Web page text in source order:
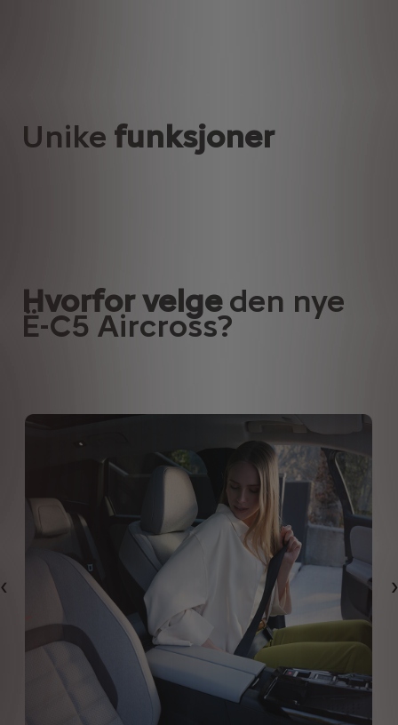
Unike funksjoner
Hvorfor velgeden nye
Ë-C5 Aircross?
Forrige